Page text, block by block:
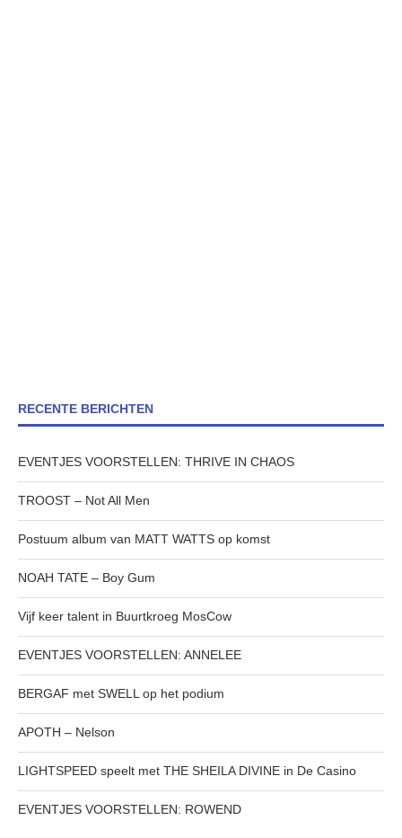
RECENTE BERICHTEN
EVENTJES VOORSTELLEN: THRIVE IN CHAOS
TROOST – Not All Men
Postuum album van MATT WATTS op komst
NOAH TATE – Boy Gum
Vijf keer talent in Buurtkroeg MosCow
EVENTJES VOORSTELLEN: ANNELEE
BERGAF met SWELL op het podium
APOTH – Nelson
LIGHTSPEED speelt met THE SHEILA DIVINE in De Casino
EVENTJES VOORSTELLEN: ROWEND